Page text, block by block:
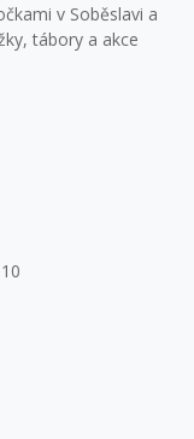
v Soběslavi a
tábory a akce